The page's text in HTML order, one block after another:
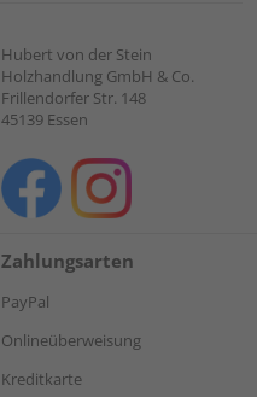
Hubert von der Stein
Holzhandlung GmbH & Co.
Frillendorfer Str. 148
45139 Essen
Zahlungsarten
PayPal
Onlineüberweisung
Kreditkarte